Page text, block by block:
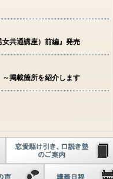
共通講座）前編』発売
掲載箇所を紹介します